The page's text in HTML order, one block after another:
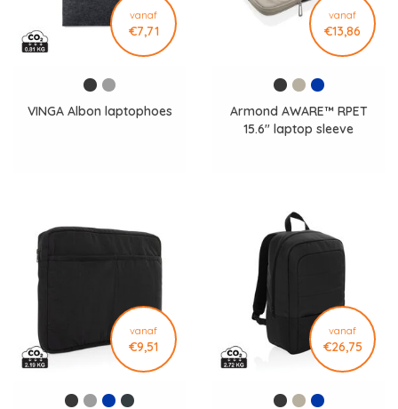
vanaf
€7,71
VINGA Albon laptophoes
vanaf
€13,86
Armond AWARE™ RPET
15.6" laptop sleeve
vanaf
€9,51
vanaf
€26,75